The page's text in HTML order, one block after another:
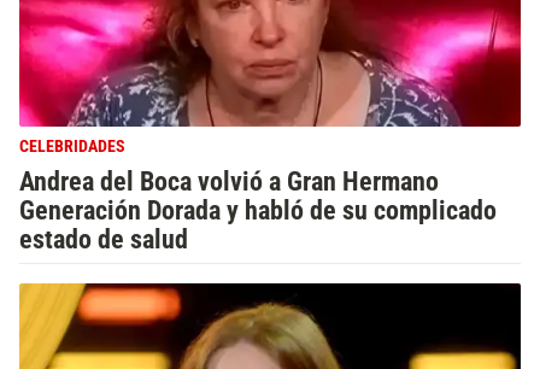
CELEBRIDADES
Andrea del Boca volvió a Gran Hermano
Generación Dorada y habló de su complicado
estado de salud